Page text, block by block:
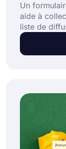
Un
aide à
liste de
gens
mails en
forms.app!